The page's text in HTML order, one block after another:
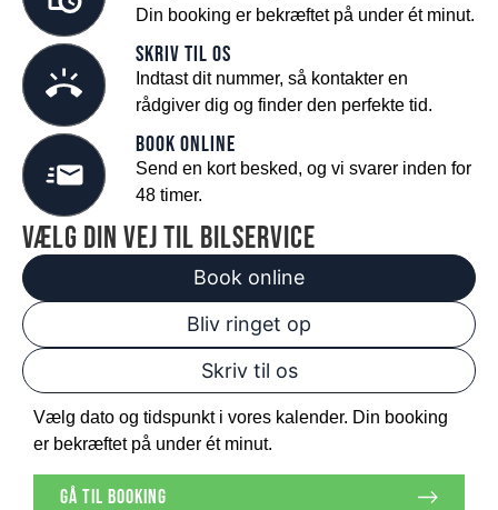
Din booking er bekræftet på under ét minut.
Skriv til os
Indtast dit nummer, så kontakter en
rådgiver dig og finder den perfekte tid.
Book online
Send en kort besked, og vi svarer inden for
48 timer.
vælg din vej til bilservice
Book online
Bliv ringet op
Skriv til os
Vælg dato og tidspunkt i vores kalender. Din booking
er bekræftet på under ét minut.
gå til booking